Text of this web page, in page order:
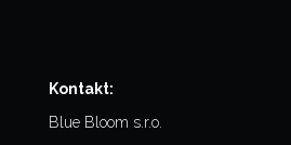
Kontakt:
Blue Bloom s.r.o.